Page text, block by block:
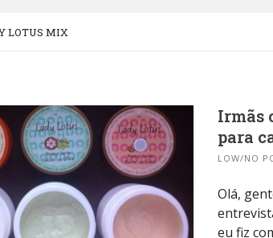
LOTUS MIX
Irmãs
para
LOW/NO
Olá,
eu fiz